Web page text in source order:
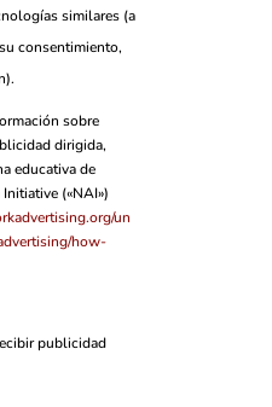
similares (a
consentimiento,
sobre
dirigida,
educativa de
(«NAI»)
un
how-
publicidad